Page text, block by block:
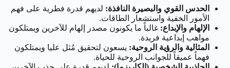
الحدس القوي والبصيرة النافذة: لديهم قدرة فطرية على فهم
الأمور الخفية واستشعار الطاقات.
الإلهام والإبداع: غالباً ما يكونون مصدر إلهام للآخرين ويمتلكون
مواهب إبداعية فريدة.
المثالية والرؤية الروحية: يسعون لتحقيق مُثل عليا ويمتلكون
فهماً عميقاً للجوانب الروحية للحياة.